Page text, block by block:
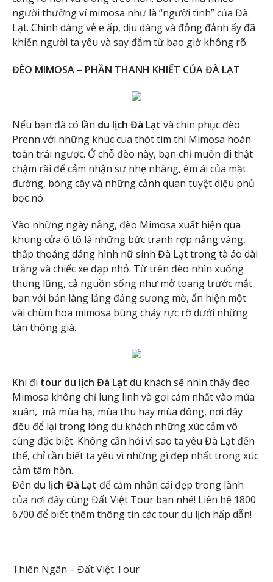
người thường ví mimosa như là “người tình” của Đà
Lạt. Chính dáng vẻ e ấp, dịu dàng và đỏng đảnh ấy đã
khiến người ta yêu và say đắm từ bao giờ không rõ.
ĐÈO MIMOSA – PHẦN THANH KHIẾT CỦA ĐÀ LẠT
Nếu bạn đã có lần du lịch Đà Lạt và chin phục đèo
Prenn với những khúc cua thót tim thì Mimosa hoàn
toàn trái ngược. Ở chỗ đèo này, bạn chỉ muốn đi thật
chậm rãi để cảm nhận sự nhẹ nhàng, êm ái của mặt
đường, bóng cây và những cảnh quan tuyệt diệu phủ
bọc nó.
Vào những ngày nắng, đèo Mimosa xuất hiện qua
khung cửa ô tô là những bức tranh rợp nắng vàng,
thấp thoáng dáng hình nữ sinh Đà Lạt trong tà áo dài
trắng và chiếc xe đạp nhỏ. Từ trên đèo nhìn xuống
thung lũng, cả nguồn sống như mở toang trước mắt
bạn với bản làng lảng đảng sương mờ, ẩn hiện một
vài chùm hoa mimosa bùng cháy rực rỡ dưới những
tán thông già.
Khi đi tour du lịch Đà Lạt du khách sẽ nhìn thấy đèo
Mimosa không chỉ lung linh và gợi cảm nhất vào mùa
xuân, mà mùa hạ, mùa thu hay mùa đông, nơi đây
đều để lại trong lòng du khách những xúc cảm vô
cùng đặc biệt. Không cần hỏi vì sao ta yêu Đà Lạt đến
thế, chỉ cần biết ta yêu vì những gì đẹp nhất trong xúc
cảm tâm hồn.
Đến du lịch Đà Lạt để cảm nhận cái đẹp trong lành
của nơi đây cùng Đất Việt Tour bạn nhé! Liên hệ 1800
6700 để biết thêm thông tin các tour du lịch hấp dẫn!
Thiên Ngân – Đất Việt Tour